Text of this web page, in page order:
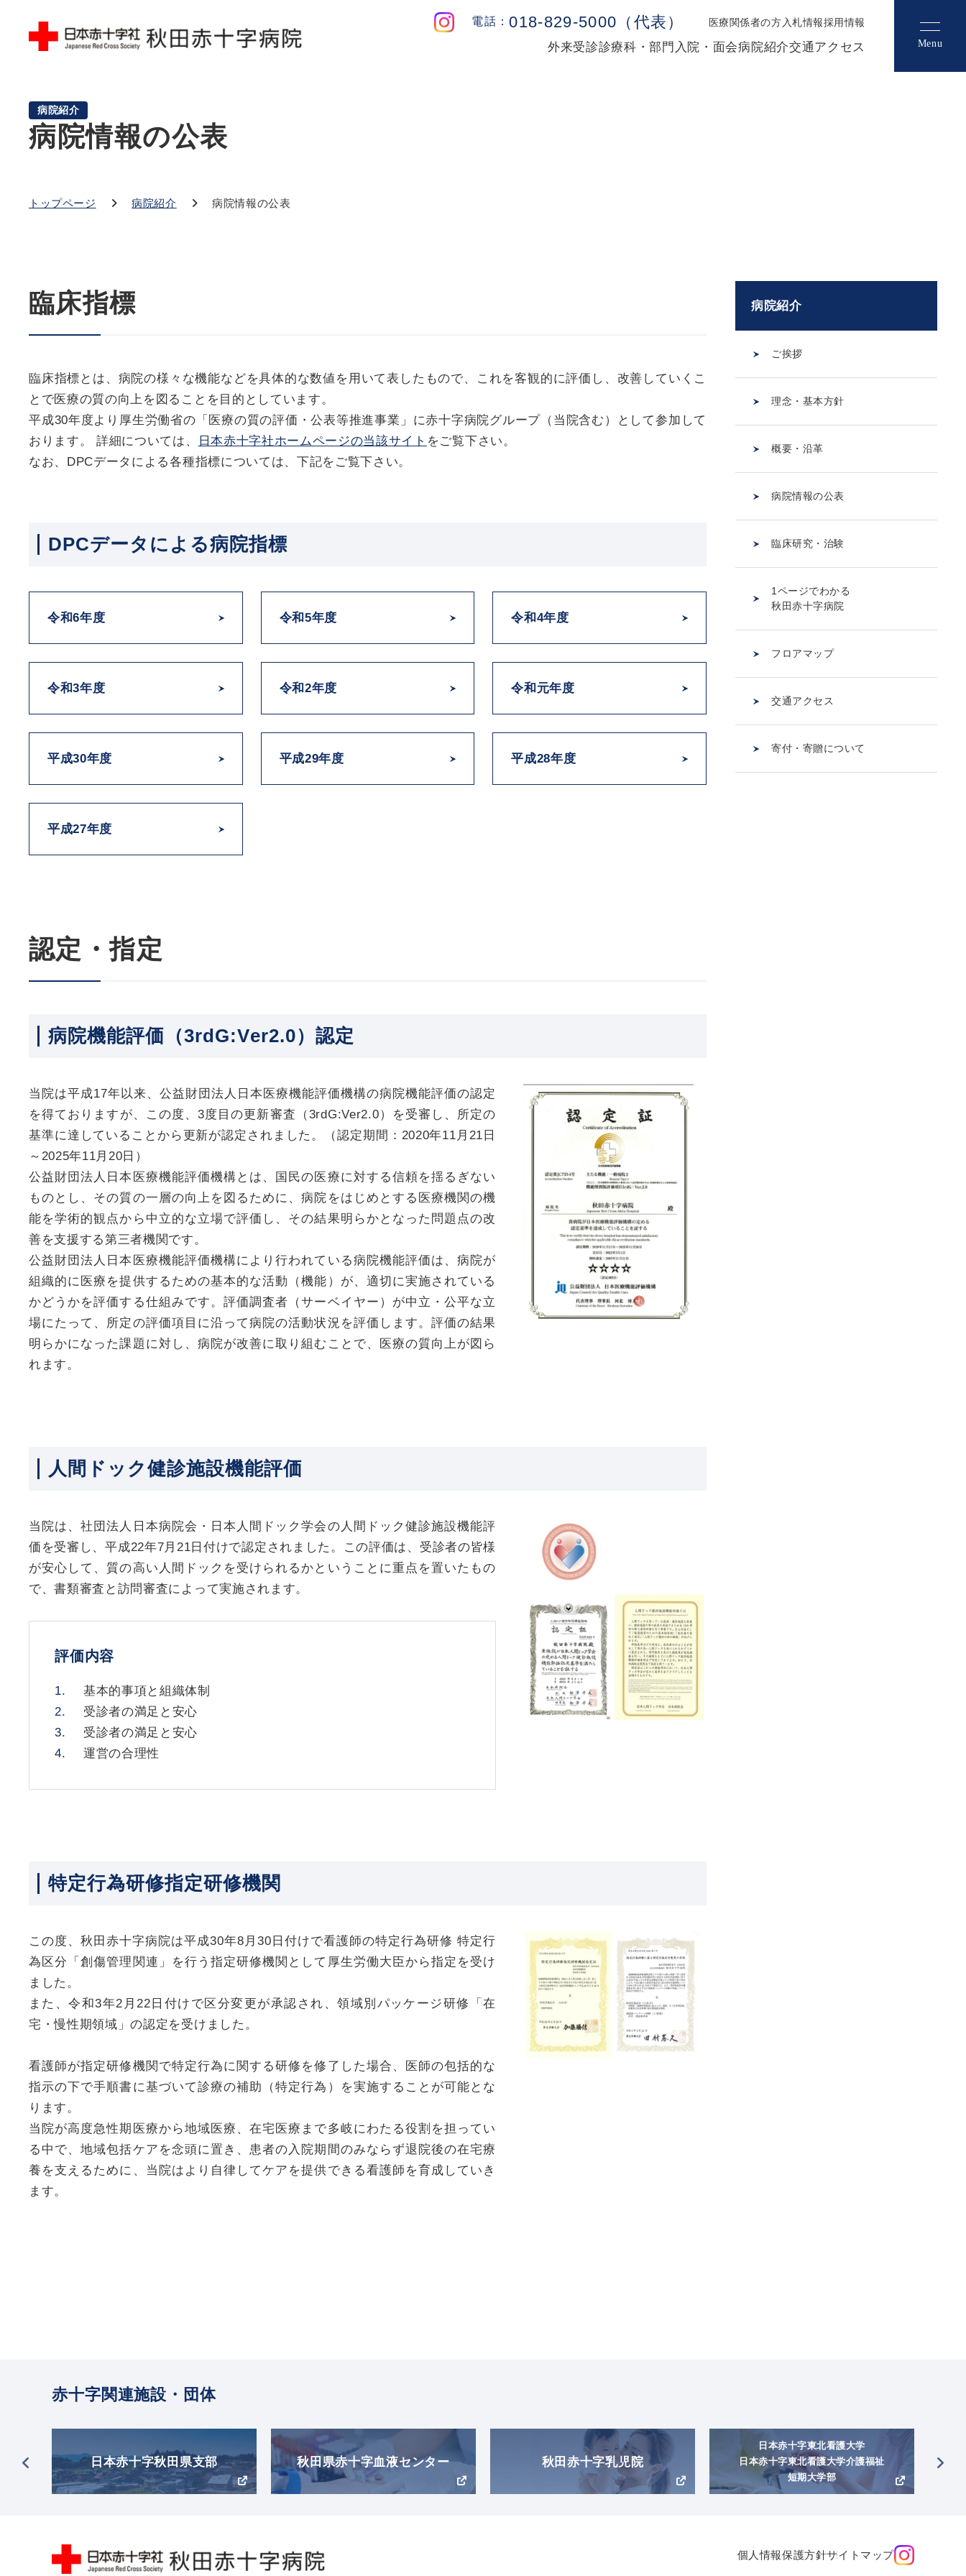
018-829-5000（代表） 医療関係者の方 入札情報採用情報
外来受診診療科・部門 入院・面会病院紹介交通アクセス Menu
病院紹介
病院情報の公表
トップページ 病院紹介 病院情報の公表
臨床指標
臨床指標とは、病院の様々な機能などを具体的な数値を用いて表したもので、これを客観的に評価し、改善していくこ
とで医療の質の向上を図ることを目的としています。
平成30年度より厚生労働省の「医療の質の評価・公表等推進事業」に赤十字病院グループ（当院含む）として参加して
おります。 詳細については、
日本赤十字社ホームページの当該サイト をご覧下さい。
なお、DPCデータによる各種指標については、下記をご覧下さい。
DPCデータによる病院指標
令和6年度 令和5年度 令和4年度
令和3年度 令和2年度 令和元年度
平成30年度 平成29年度 平成28年度
平成27年度
認定・指定
病院機能評価（3rdG:Ver2.0）認定
当院は平成17年以来、公益財団法人日本医療機能評価機構の病院機能評価の認定
を得ておりますが、この度、3度目の更新審査（3rdG:Ver2.0）を受審し、所定の
基準に達していることから更新が認定されました。（認定期間：2020年11月21日
～2025年11月20日）
公益財団法人日本医療機能評価機構とは、国民の医療に対する信頼を揺るぎない
ものとし、その質の一層の向上を図るために、病院をはじめとする医療機関の機
能を学術的観点から中立的な立場で評価し、その結果明らかとなった問題点の改
善を支援する第三者機関です。
公益財団法人日本医療機能評価機構により行われている病院機能評価は、病院が
組織的に医療を提供するための基本的な活動（機能）が、適切に実施されている
かどうかを評価する仕組みです。評価調査者（サーベイヤー）が中立・公平な立
場にたって、所定の評価項目に沿って病院の活動状況を評価します。評価の結果
明らかになった課題に対し、病院が改善に取り組むことで、医療の質向上が図ら
れます。
人間ドック健診施設機能評価
当院は、社団法人日本病院会・日本人間ドック学会の人間ドック健診施設機能評
価を受審し、平成22年7月21日付けで認定されました。この評価は、受診者の皆様
が安心して、質の高い人間ドックを受けられるかということに重点を置いたもの
で、書類審査と訪問審査によって実施されます。
評価内容
基本的事項と組織体制
受診者の満足と安心
受診者の満足と安心
運営の合理性
特定行為研修指定研修機関
この度、秋田赤十字病院は平成30年8月30日付けで看護師の特定行為研修 特定行
為区分「創傷管理関連」を行う指定研修機関として厚生労働大臣から指定を受け
ました。
また、令和3年2月22日付けで区分変更が承認され、領域別パッケージ研修「在
宅・慢性期領域」の認定を受けました。
看護師が指定研修機関で特定行為に関する研修を修了した場合、医師の包括的な
指示の下で手順書に基づいて診療の補助（特定行為）を実施することが可能とな
ります。
当院が高度急性期医療から地域医療、在宅医療まで多岐にわたる役割を担ってい
る中で、地域包括ケアを念頭に置き、患者の入院期間のみならず退院後の在宅療
養を支えるために、当院はより自律してケアを提供できる看護師を育成していき
ます。
病院紹介
ご挨拶
理念・基本方針
概要・沿革
病院情報の公表
臨床研究・治験
1ページでわかる
秋田赤十字病院
フロアマップ
交通アクセス
寄付・寄贈について
赤十字関連施設・団体
日本赤十字秋田県支部 秋田県赤十字血液センター 秋田赤十字乳児院
日本赤十字東北看護大学
日本赤十字東北看護大学介護福祉
短期大学部
個人情報保護方針サイトマップ